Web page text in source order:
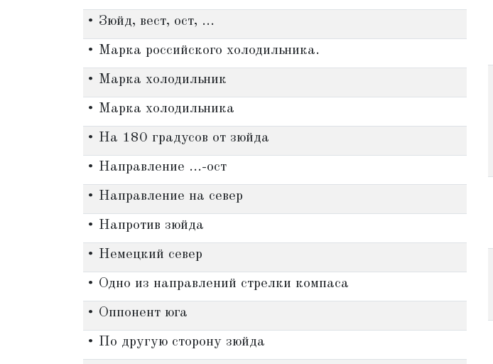
• Зюйд, вест, ост, ...
• Марка российского холодильника.
• Марка холодильник
• Марка холодильника
• На 180 градусов от зюйда
• Направление ...-ост
• Направление на север
• Напротив зюйда
• Немецкий север
• Одно из направлений стрелки компаса
• Оппонент юга
• По другую сторону зюйда